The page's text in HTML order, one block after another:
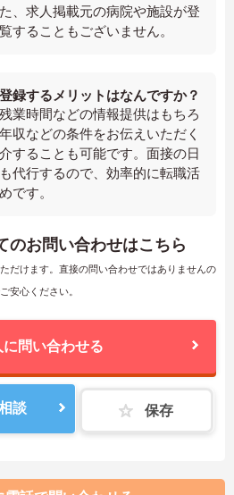
、求人掲載元の病院や施設が登
することもございません。
録するメリットはなんですか？
業時間などの情報提供はもちろ
収などの条件をお伝えいただく
することも可能です。面接の日
代行するので、効率的に転職活
です。
のお問い合わせはこちら
だけます。直接の問い合わせではありませんの
安心ください。
に問い合わせる
談 保存